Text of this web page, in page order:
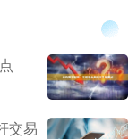
交易